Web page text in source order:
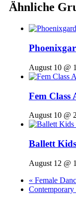
Ähnliche
August 10 @
Fem Class
August 10 @
Ballett
August 12 @
« Female
Contemporary